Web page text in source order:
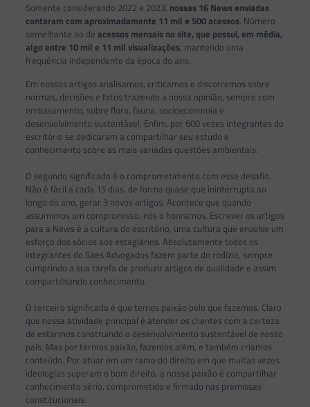
Somente considerando 2022 e 2023, nossas 16 News enviadas
contaram com aproximadamente 11 mil e 500 acessos. Número
semelhante ao de acessos mensais no site, que possui, em média,
algo entre 10 mil e 11 mil visualizações, mantendo uma
frequência independente da época do ano.
Em nossos artigos analisamos, criticamos e discorremos sobre
normas, decisões e fatos trazendo a nossa opinião, sempre com
embasamento, sobre flora, fauna, socioeconomia e
desenvolvimento sustentável. Enfim, por 600 vezes integrantes do
escritório se dedicaram a compartilhar seu estudo e
conhecimento sobre as mais variadas questões ambientais.
O segundo significado é o comprometimento com esse desafio.
Não é fácil a cada 15 dias, de forma quase que ininterrupta ao
longo do ano, gerar 3 novos artigos. Acontece que quando
assumimos um compromisso, nós o honramos. Escrever os artigos
para a News é a cultura do escritório, uma cultura que envolve um
esforço dos sócios aos estagiários. Absolutamente todos os
integrantes do Saes Advogados fazem parte do rodízio, sempre
cumprindo a sua tarefa de produzir artigos de qualidade e assim
compartilhando conhecimento.
O terceiro significado é que temos paixão pelo que fazemos. Claro
que nossa atividade principal é atender os clientes com a certeza
de estarmos construindo o desenvolvimento sustentável de nosso
país. Mas por termos paixão, fazemos além, e também criamos
conteúdo. Por atuar em um ramo do direito em que muitas vezes
ideologias superam o bom direito, a nossa paixão é compartilhar
conhecimento sério, comprometido e firmado nas premissas
constitucionais.